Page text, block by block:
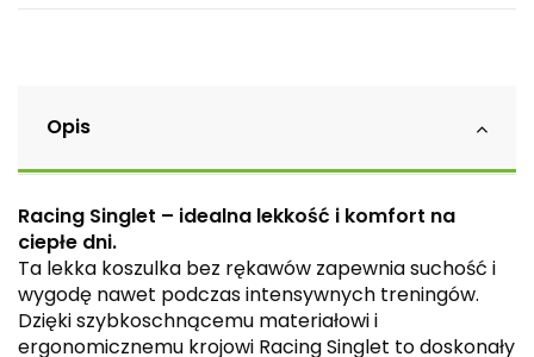
Opis
Racing Singlet – idealna lekkość i komfort na
ciepłe dni.
Ta lekka koszulka bez rękawów zapewnia suchość i
wygodę nawet podczas intensywnych treningów.
Dzięki szybkoschnącemu materiałowi i
ergonomicznemu krojowi Racing Singlet to doskonały